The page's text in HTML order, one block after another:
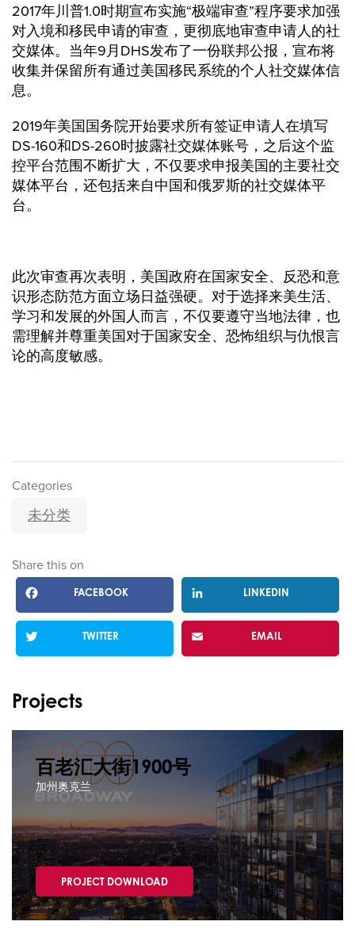
2017年川普1.0时期宣布实施“极端审查”程序要求加强
对入境和移民申请的审查，更彻底地审查申请人的社
交媒体。当年9月DHS发布了一份联邦公报，宣布将
收集并保留所有通过美国移民系统的个人社交媒体信
息。
2019年美国国务院开始要求所有签证申请人在填写
DS-160和DS-260时披露社交媒体账号，之后这个监
控平台范围不断扩大，不仅要求申报美国的主要社交
媒体平台，还包括来自中国和俄罗斯的社交媒体平
台。
此次审查再次表明，美国政府在国家安全、反恐和意
识形态防范方面立场日益强硬。对于选择来美生活、
学习和发展的外国人而言，不仅要遵守当地法律，也
需理解并尊重美国对于国家安全、恐怖组织与仇恨言
论的高度敏感。
Categories
未分类
Share this on
FACEBOOK LINKEDIN
TWITTER EMAIL
Projects
百老汇大街1900号
加州奥克兰
PROJECT DOWNLOAD